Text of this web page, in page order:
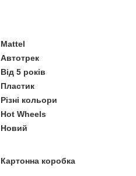
Mattel
Автотрек
Від 5 років
Пластик
Різні кольори
Hot Wheels
Новий
Картонна коробка